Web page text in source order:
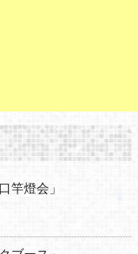
竿燈会」